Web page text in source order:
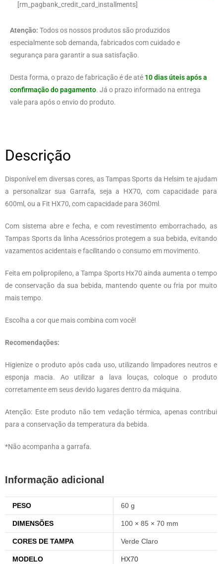
[rm_pagbank_credit_card_installments]
Atenção: Todos os nossos produtos são produzidos
especialmente sob demanda, fabricados com cuidado e
segurança para garantir a sua satisfação.
Desta forma, o prazo de fabricação é de até 10 dias úteis após a
confirmação do pagamento. Já o prazo informado na entrega
vale para após o envio do produto.
Descrição
Disponível em diversas cores, as Tampas Sports da Helsim te ajudam
a personalizar sua Garrafa, seja a HX70, com capacidade para
600ml, ou a Fit HX70, com capacidade para 360ml.
Com sistema abre e fecha, e com revestimento emborrachado, as
Tampas Sports da linha Acessórios protegem a sua bebida, evitando
vazamentos acidentais e facilitando o consumo em movimento.
Feita em polipropileno, a Tampa Sports Hx70 ainda aumenta o tempo
de conservação da sua bebida, mantendo quente ou fria por muito
mais tempo.
Escolha a cor que mais combina com você!
Recomendações:
Higienize o produto após cada uso, utilizando limpadores neutros e
esponja macia. Ao utilizar a lava louças, coloque o produto
corretamente em seus devido lugares dentro da máquina.
Atenção: Este produto não tem vedação térmica, apenas contribui
para a conservação da temperatura da bebida.
*Não acompanha a garrafa.
Informação adicional
PESO 60 g
DIMENSÕES 100 × 85 × 70 mm
CORES DE TAMPA Verde Claro
MODELO HX70